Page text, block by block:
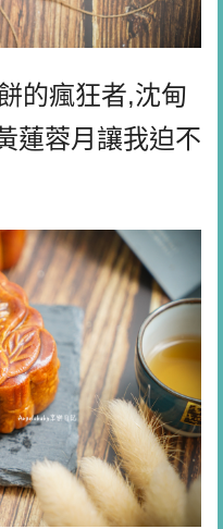
的瘋狂者,沈甸
蓮蓉月讓我迫不